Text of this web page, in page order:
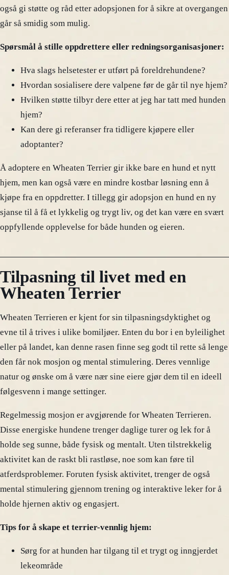
også gi støtte og råd etter adopsjonen for å sikre at overgangen
går så smidig som mulig.
Spørsmål å stille oppdrettere eller redningsorganisasjoner:
Hva slags helsetester er utført på foreldrehundene?
Hvordan sosialisere dere valpene før de går til nye hjem?
Hvilken støtte tilbyr dere etter at jeg har tatt med hunden
hjem?
Kan dere gi referanser fra tidligere kjøpere eller
adoptanter?
Å adoptere en Wheaten Terrier gir ikke bare en hund et nytt
hjem, men kan også være en mindre kostbar løsning enn å
kjøpe fra en oppdretter. I tillegg gir adopsjon en hund en ny
sjanse til å få et lykkelig og trygt liv, og det kan være en svært
oppfyllende opplevelse for både hunden og eieren.
Tilpasning til livet med en
Wheaten Terrier
Wheaten Terrieren er kjent for sin tilpasningsdyktighet og
evne til å trives i ulike bomiljøer. Enten du bor i en byleilighet
eller på landet, kan denne rasen finne seg godt til rette så lenge
den får nok mosjon og mental stimulering. Deres vennlige
natur og ønske om å være nær sine eiere gjør dem til en ideell
følgesvenn i mange settinger.
Regelmessig mosjon er avgjørende for Wheaten Terrieren.
Disse energiske hundene trenger daglige turer og lek for å
holde seg sunne, både fysisk og mentalt. Uten tilstrekkelig
aktivitet kan de raskt bli rastløse, noe som kan føre til
atferdsproblemer. Foruten fysisk aktivitet, trenger de også
mental stimulering gjennom trening og interaktive leker for å
holde hjernen aktiv og engasjert.
Tips for å skape et terrier-vennlig hjem:
Sørg for at hunden har tilgang til et trygt og inngjerdet
lekeområde